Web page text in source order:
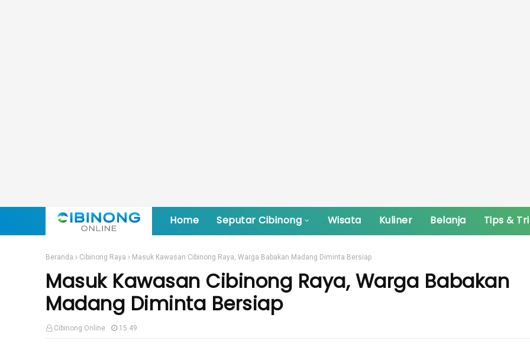
Home Seputar Cibinong Wisata Kuliner Belanja Tips &
Beranda Cibinong Raya Masuk Kawasan Cibinong Raya, Warga Babakan Madang Diminta Bersiap
Masuk Kawasan Cibinong Raya, Warga Babakan
Madang Diminta Bersiap
Cibinong Online 15.49